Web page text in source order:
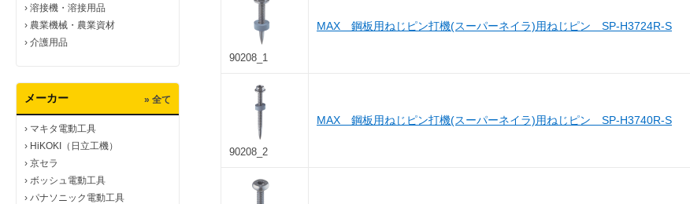
› 溶接機・溶接用品
› 農業機械・農業資材
› 介護用品
メーカー » 全て
› マキタ電動工具
› HiKOKI（日立工機）
› 京セラ
› ボッシュ電動工具
› パナソニック電動工具
90208_1
MAX 鋼板用ねじピン打機(スーパーネイラ)用ねじピン SP-H3724R-S
90208_2
MAX 鋼板用ねじピン打機(スーパーネイラ)用ねじピン SP-H3740R-S